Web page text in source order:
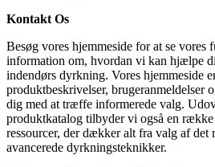
Kontakt Os
Besøg vores hjemmeside for at se vores
information om, hvordan vi kan hjælpe
indendørs dyrkning. Vores hjemmeside
produktbeskrivelser, brugeranmeldelser
dig med at træffe informerede valg.
produktkatalog tilbyder vi også en
ressourcer, der dækker alt fra valg af det
avancerede dyrkningsteknikker.